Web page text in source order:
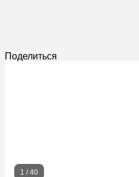
Поделиться
1 /40